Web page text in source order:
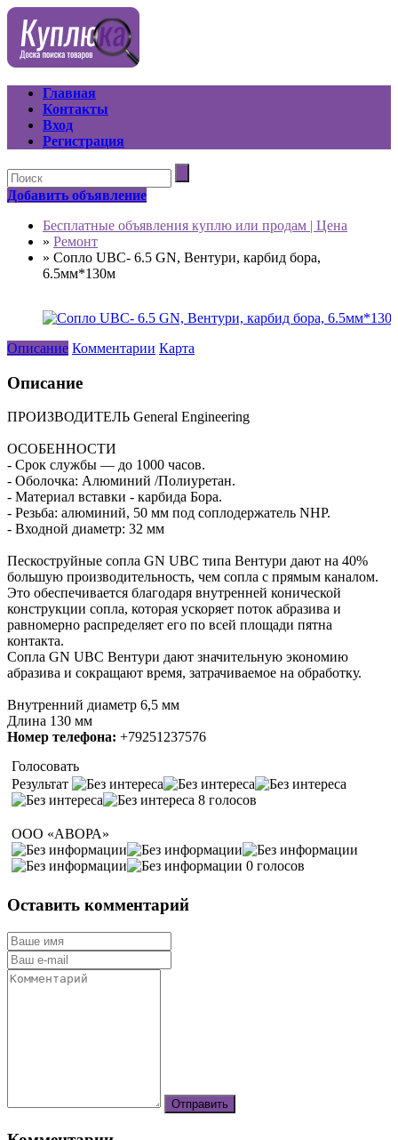
Главная
Контакты
Вход
Регистрация
Добавить объявление
Бесплатные объявления куплю или продам | Цена
» Ремонт
» Сопло UBC- 6.5 GN, Вентури, карбид бора,
6.5мм*130м
Описание Комментарии Карта
Описание
ПРОИЗВОДИТЕЛЬ General Engineering
ОСОБЕННОСТИ
- Срок службы — до 1000 часов.
- Оболочка: Алюминий /Полиуретан.
- Материал вставки - карбида Бора.
- Резьба: алюминий, 50 мм под соплодержатель NHP.
- Входной диаметр: 32 мм
Пескоструйные сопла GN UBC типа Вентури дают на 40%
большую производительность, чем сопла с прямым каналом.
Это обеспечивается благодаря внутренней конической
конструкции сопла, которая ускоряет поток абразива и
равномерно распределяет его по всей площади пятна
контакта.
Сопла GN UBC Вентури дают значительную экономию
абразива и сокращают время, затрачиваемое на обработку.
Внутренний диаметр 6,5 мм
Длина 130 мм
Номер телефона: +79251237576
Голосовать
Результат
8 голосов
ООО «АВОРА»
0 голосов
Оставить комментарий